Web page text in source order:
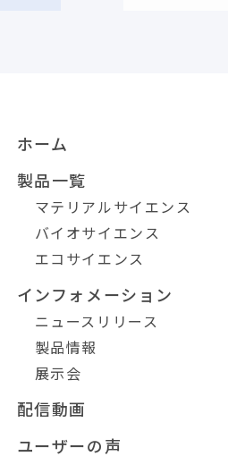
ホーム
製品一覧
マテリアルサイエンス
バイオサイエンス
エコサイエンス
インフォメーション
ニュースリリース
製品情報
展示会
配信動画
ユーザーの声